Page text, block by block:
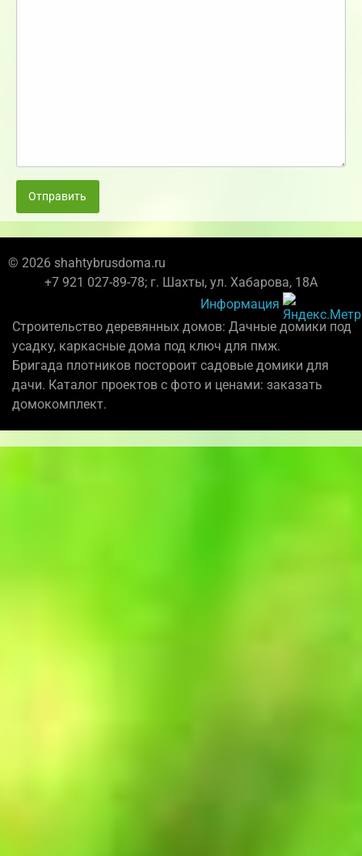
Отправить
© 2026 shahtybrusdoma.ru
+7 921 027-89-78; г. Шахты, ул. Хабарова, 18А
Информация
Строительство деревянных домов: Дачные домики под
усадку, каркасные дома под ключ для пмж.
Бригада плотников постороит садовые домики для
дачи. Каталог проектов с фото и ценами: заказать
домокомплект.